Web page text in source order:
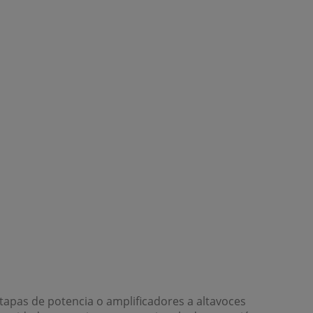
de potencia o amplificadores a altavoces